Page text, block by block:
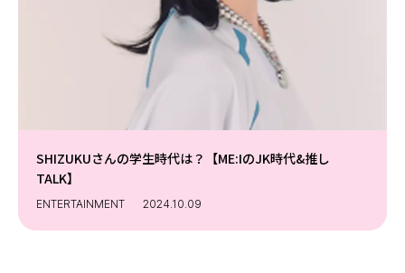
SHIZUKUさんの学生時代は？【ME:IのJK時代&推し
TALK】
ENTERTAINMENT 2024.10.09